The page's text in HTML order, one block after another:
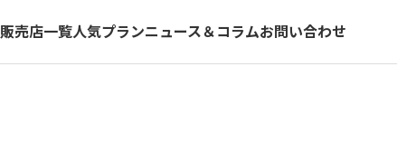
販売店一覧人気プランニュース＆コラムお問い合わせ